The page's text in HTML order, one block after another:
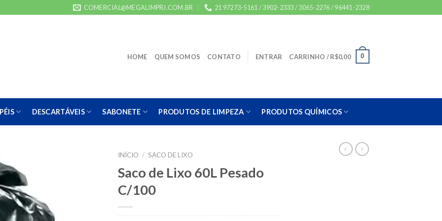
COMERCIAL@MEGALIMPRJ.COM.BR 21 97273-5161 / 3902-2333 / 3065-2276 / 96441-2328
HOME QUEM SOMOS CONTATO ENTRAR CARRINHO /R$0,00 0
DESCARTÁVEIS SABONETE PRODUTOS DE LIMPEZA PRODUTOS QUÍMICOS
INÍCIO / SACO DE LIXO
Saco de Lixo 60L Pesado
C/100